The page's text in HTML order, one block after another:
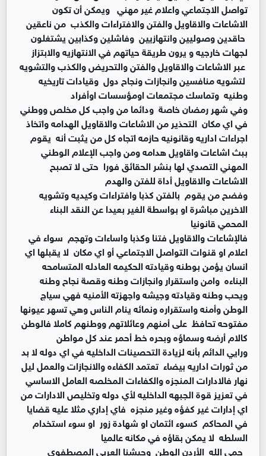
تواصل الاجتماعي واعلام غير مهني ويمكن أن تكون
الاشاعات والاقاويل والفتن والافتراءات والكذب من ناعقين
حاقدين وصوليين وانتهازيين وفاشلين وكذابين يشتغلون
لجهات خارجيه و يرون طريقة حياتهم في الانتهازيه والابتزاز
عبر الاشاعات والاقاويل والفتن والتحريض والكذب والتشويه
لتشويه منافسين وانجازات ونجاح دول وقيادات تاريخيه
وطنيه وتماسك مجتمعات اومؤسسات اوأفراد
وفي شهر رمضان خاصة ودائما من واجب كل مخلص ووطني
في اي مكان التحذير من الاشاعات والاقاويل الهدامه واتخاذ
اجراءات اداريه وقانونيه حازمه اتجاه كل من يثبت أنه يقوم
ببث اشاعات واقاويل هدامه ومن واجب الإعلام الوطني
المهني التصدي لها بنشر الحقائق فورا حتى لا تصبح
الاشاعات والاقاويل أداة للفتن والهدم
وفضح من يقوم بالفتن كذبا وافتراءات وكيديه وتشويه
الاخرين مباشرة او بواسطة الغير بعيدا عن النقد البناء
المحمي قانونيا
فالإشاعات والاقاويل فتنا وكذبا واساءات وتهجم سواء في
اعلام او قنوات التواصل الاجتماعي أو اي مكان لا يقبلها اي
انسان يؤمن بوطنه وقيادته الحكيمه العادله المتسامحه
البناءه وامن واستقرار وانجازات وطنه وقصة نجاح وطنه
ويحب وطنه وقيادته وجيشه واجهزته الأمنيه فهي سياج
الوطن وأمنه واستقراره ونمائه ينام الناس وهي تسهر عيونها
مفتوحه تحافظ على أمنهم وعائلاتهم ووطنهم كاملا فالوطن
كالام أرضه وسماؤه وبحره خط أحمر عند كل مواطن
ورايي الدائم بأنه لزيادة التحصينات الداخليه في اي دوله لا بد
من ثورات اداريه بيضاء تعتمد الكفاءه والانجازات والعمل ليل
نهار فالادارات المنجزه والكفاءات المخلصه العامل الاساسي
في تعزيز قوة الجبهه الداخليه لأي دوله وتخليص الادارات من
اي إدارات غير كفؤه وغير منجزه فاي إداري مثلا عليه قضايا
في المحاكم كسوء ائتمان او شهادة زور او سوء استخدام
السلطه لا يمكن بقاؤه في مكانه عالميا
حمى الله الأردن الوطن وجيشنا العربي المصطفوي